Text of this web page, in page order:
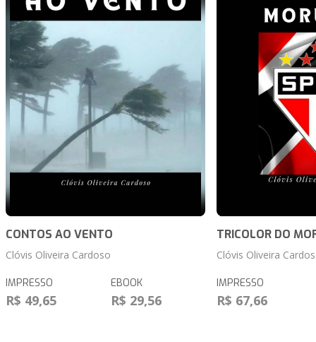
CONTOS AO VENTO
Clóvis Oliveira Cardoso
IMPRESSO
R$ 49,65
EBOOK
R$ 29,56
TRICOLOR DO
Clóvis Oliveira
IMPRESSO
R$ 67,66